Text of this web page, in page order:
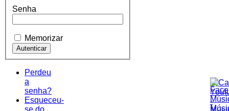
Senha
Memorizar
Perdeu
a
senha?
Esqueceu-